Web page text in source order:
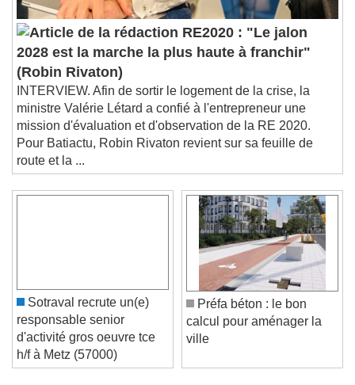
RE2020 : "Le jalon
2028 est la marche la plus haute à franchir"
(Robin Rivaton)
INTERVIEW. Afin de sortir le logement de la crise, la
ministre Valérie Létard a confié à l'entrepreneur une
mission d'évaluation et d'observation de la RE 2020.
Pour Batiactu, Robin Rivaton revient sur sa feuille de
route et la ...
Sotraval recrute un(e)
responsable senior
d'activité gros oeuvre tce
h/f à Metz (57000)
Préfa béton : le bon
calcul pour aménager la